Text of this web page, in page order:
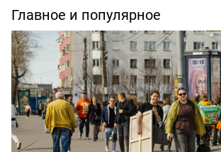
Главное и популярное